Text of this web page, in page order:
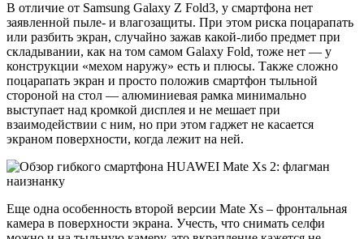
В отличие от Samsung Galaxy Z Fold3, у смартфона нет
заявленной пыле- и влагозащиты. При этом риска поцарапать
или разбить экран, случайно зажав какой-либо предмет при
складывании, как на том самом Galaxy Fold, тоже нет — у
конструкции «мехом наружу» есть и плюсы. Также сложно
поцарапать экран и просто положив смартфон тыльной
стороной на стол — алюминиевая рамка минимально
выступает над кромкой дисплея и не мешает при
взаимодействии с ним, но при этом гаджет не касается
экраном поверхности, когда лежит на ней.
Еще одна особенность второй версии Mate Xs – фронтальная
камера в поверхности экрана. Учесть, что снимать селфи